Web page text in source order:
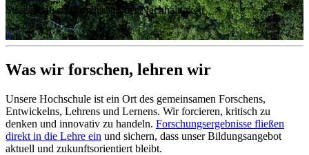
Straßenbau – Bilanzierung der Nachhaltigkeit
>
Was wir forschen, lehren wir
Unsere Hochschule ist ein Ort des gemeinsamen Forschens,
Entwickelns, Lehrens und Lernens. Wir forcieren, kritisch zu
denken und innovativ zu handeln. Forschungsergebnisse fließen
direkt in die Lehre ein und sichern, dass unser Bildungsangebot
aktuell und zukunftsorientiert bleibt.